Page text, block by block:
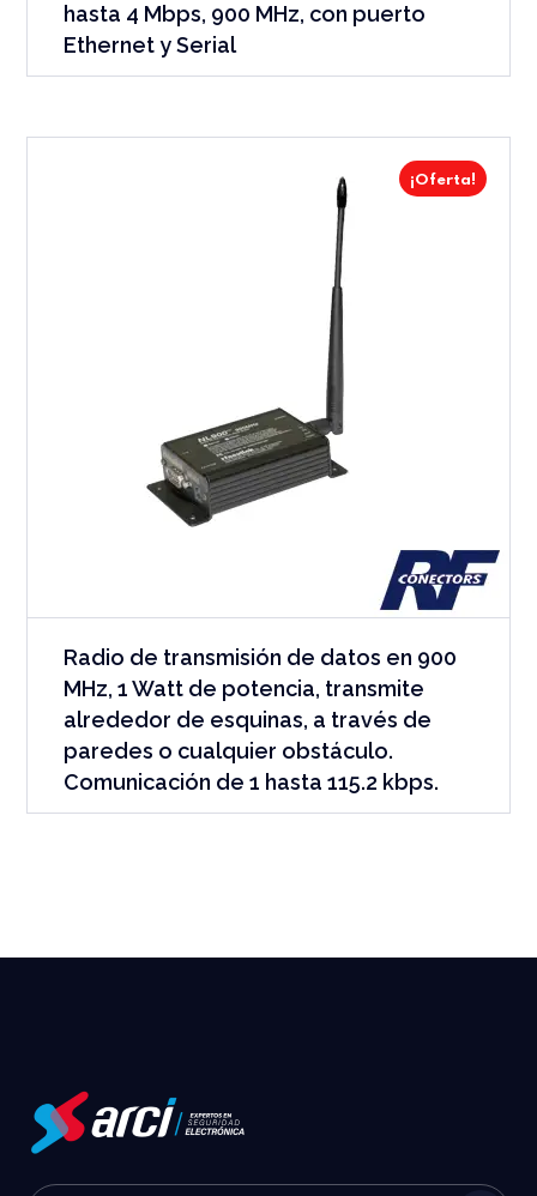
hasta 4 Mbps, 900 MHz, con puerto
Ethernet y Serial
¡Oferta!
Radio de transmisión de datos en 900
MHz, 1 Watt de potencia, transmite
alrededor de esquinas, a través de
paredes o cualquier obstáculo.
Comunicación de 1 hasta 115.2 kbps.